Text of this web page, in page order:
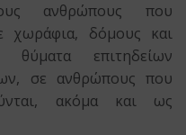
ανθρώπους που
χωράφια, δόμους και
επιτηδείων
σε ανθρώπους που
ακόμα και ως